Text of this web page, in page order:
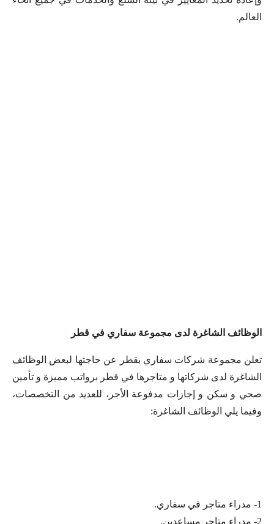
العالم.
الوظائف الشاغرة لدى مجموعة سفاري في قطر
تعلن مجموعة شركات سفاري بقطر عن حاجتها لبعض الوظائف
الشاغرة لدى شركاتها و متاجرها في قطر برواتب مميزة و تأمين
صحي و سكن و إجازات مدفوعة الأجر، للعديد من التخصصات،
وفيما يلي الوظائف الشاغرة:
1- مدراء متاجر في سفاري.
2- مدراء متاجر مساعدين.